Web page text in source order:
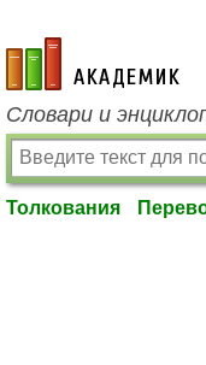
academic.ru
Словари и
Толкования